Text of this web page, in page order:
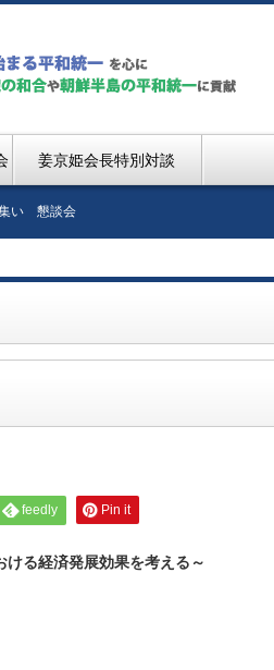
姜京姫会長特別対談
い 懇談会
feedly Pin it
る経済発展効果を考える～